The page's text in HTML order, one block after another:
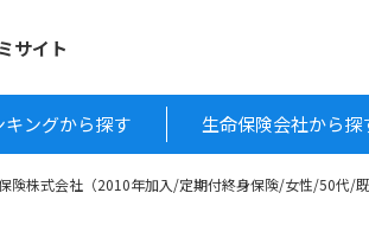
サイト
キングから探す 生命保険会社から探
険株式会社（2010年加入/定期付終身保険/女性/50代/